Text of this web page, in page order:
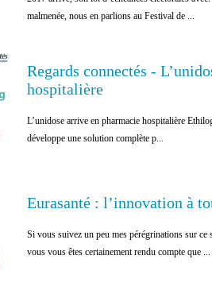
malmenée, nous en parlions au Festival de ...
Regards connectés -
hospitalière
L’unidose arrive en pharmacie hospitalière
développe une solution complète p...
Eurasanté : l’innovation à
Si vous suivez un peu mes pérégrinations sur
vous vous êtes certainement rendu compte que ...